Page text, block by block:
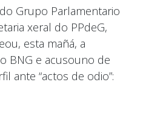
Grupo Parlamentario
xeral do PPdeG,
esta mañá, a
BNG e acusouno de
ante “actos de odio”: